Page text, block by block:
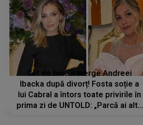
Cât de bine îi merge Andreei
Ibacka după divorț! Fosta soție a
lui Cabral a întors toate privirile în
prima zi de UNTOLD: „Parcă ai altă